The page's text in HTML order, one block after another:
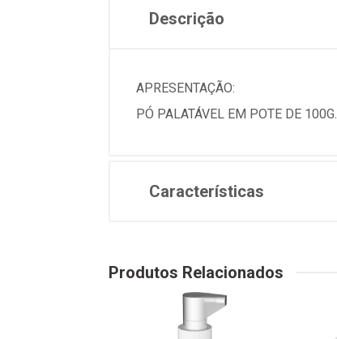
Descrição
APRESENTAÇÃO:
PÓ PALATÁVEL EM POTE DE 100G.
Características
Produtos Relacionados